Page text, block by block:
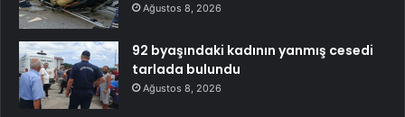
Ağustos 8, 2026
92 byaşındaki kadının yanmış cesedi
tarlada bulundu
Ağustos 8, 2026